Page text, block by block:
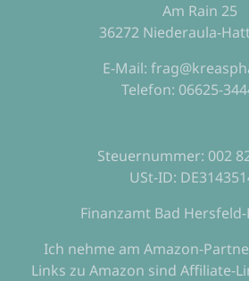
Am Rain 25
36272 Niederaula-
E-Mail:
Telefon: 06625-
Steuernummer: 002
USt-ID:
Finanzamt Bad
Ich nehme am Amazon-
Links zu Amazon sind Affiliate-